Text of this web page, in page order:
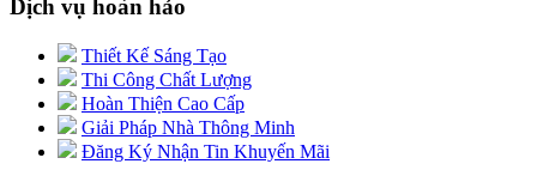
Dịch vụ hoàn hảo
Thiết Kế Sáng Tạo
Thi Công Chất Lượng
Hoàn Thiện Cao Cấp
Giải Pháp Nhà Thông Minh
Đăng Ký Nhận Tin Khuyến Mãi